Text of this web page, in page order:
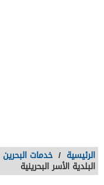
الرئيسية / خدمات البحرين
البلدية الأسر البحرينية